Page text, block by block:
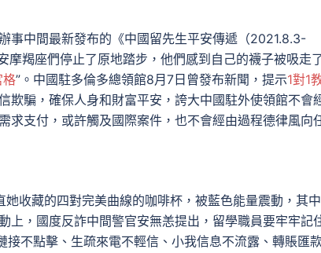
中間最新發布的《中國留先生平安傳遞（2021.8.3-
摩羯座們停止了原地踏步，他們感到自己的襪子被吸走
格”。中國駐多倫多總領館8月7日曾發布新聞，提示1對1
欺騙，確保人身和財富平安，誇大中國駐外使領館不會
求支付，或許觸及國際案件，也不會經由過程德律風向
收藏的四對完美曲線的咖啡杯，被藍色能量震動，其
上，國度反詐中間警官安無恙提出，留學職員要牢牢記
接不點擊、生疏來電不輕信、小我信息不流露、轉賬匯